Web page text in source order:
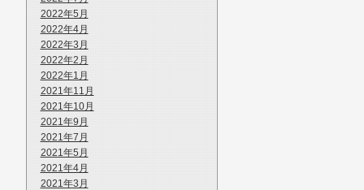
2022年5月
2022年4月
2022年3月
2022年2月
2022年1月
2021年11月
2021年10月
2021年9月
2021年7月
2021年5月
2021年4月
2021年3月